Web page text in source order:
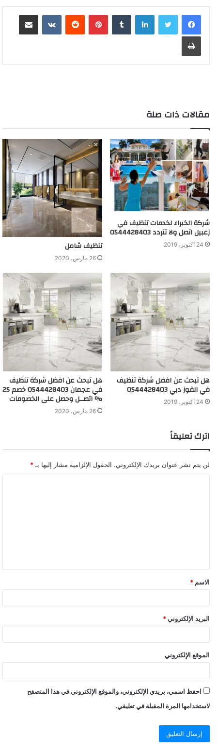
لينكدإن بينتيريست مشاركة عبر البريد
طباعة
مقالات ذات صلة
شركة الخبراء لخدمات تنظيف في
زعبيل اتصل ولا تتردد 0544428403
24 أكتوبر، 2019 تنظيف شامل
26 مارس، 2020
هل تبحث عن افضل شركة تنظيف
في القوز دبي 0544428403
24 أكتوبر، 2019
هل تبحث عن افضل شركة تنظيف
في عجمان 0544428403 خصم 25
% اتصــل وحصل على الخصومات
26 مارس، 2020
اترك تعليقاً
لن يتم نشر عنوان بريدك الإلكتروني. الحقول الإلزامية مشار إليها بـ *
الاسم *
البريد الإلكتروني *
الموقع الإلكتروني
احفظ اسمي، بريدي الإلكتروني، والموقع الإلكتروني في هذا المتصفح
لاستخدامها المرة المقبلة في تعليقي.